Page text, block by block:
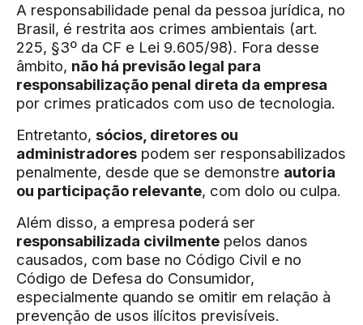
A responsabilidade penal da pessoa jurídica, no
Brasil, é restrita aos crimes ambientais (art.
225, §3º da CF e Lei 9.605/98). Fora desse
âmbito, não há previsão legal para
responsabilização penal direta da empresa
por crimes praticados com uso de tecnologia.
Entretanto, sócios, diretores ou
administradores podem ser responsabilizados
penalmente, desde que se demonstre autoria
ou participação relevante, com dolo ou culpa.
Além disso, a empresa poderá ser
responsabilizada civilmente pelos danos
causados, com base no Código Civil e no
Código de Defesa do Consumidor,
especialmente quando se omitir em relação à
prevenção de usos ilícitos previsíveis.